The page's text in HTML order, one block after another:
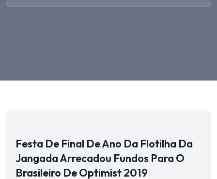
Festa De Final De Ano Da Flotilha Da
Jangada Arrecadou Fundos Para O
Brasileiro De Optimist 2019